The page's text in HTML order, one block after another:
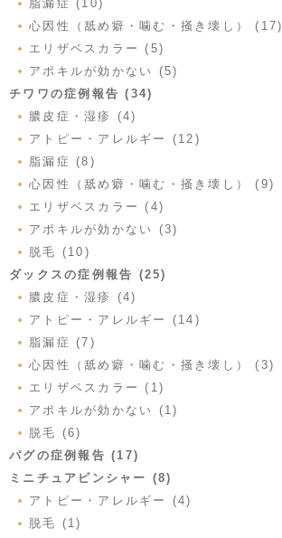
脂漏症 (10)
心因性（舐め癖・噛む・掻き壊し） (17)
エリザベスカラー (5)
アポキルが効かない (5)
チワワの症例報告 (34)
膿皮症・湿疹 (4)
アトピー・アレルギー (12)
脂漏症 (8)
心因性（舐め癖・噛む・掻き壊し） (9)
エリザベスカラー (4)
アポキルが効かない (3)
脱毛 (10)
ダックスの症例報告 (25)
膿皮症・湿疹 (4)
アトピー・アレルギー (14)
脂漏症 (7)
心因性（舐め癖・噛む・掻き壊し） (3)
エリザベスカラー (1)
アポキルが効かない (1)
脱毛 (6)
パグの症例報告 (17)
ミニチュアピンシャー (8)
アトピー・アレルギー (4)
脱毛 (1)